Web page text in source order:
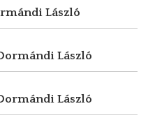
László
László
László